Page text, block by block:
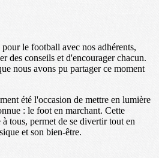
le football avec nos adhérents,
des conseils et d'encourager chacun.
nous avons pu partager ce moment
été l'occasion de mettre en lumière
: le foot en marchant. Cette
tous, permet de se divertir tout en
et son bien-être.